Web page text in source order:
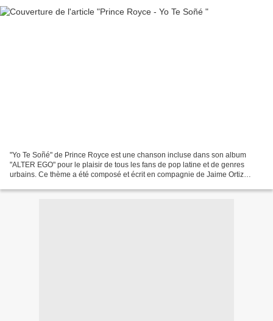
"Yo Te Soñé" de Prince Royce est une chanson incluse dans son album
"ALTER EGO" pour le plaisir de tous les fans de pop latine et de genres
urbains. Ce thème a été composé et écrit en compagnie de Jaime Ortiz